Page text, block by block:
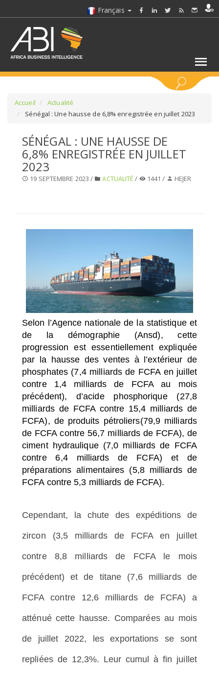
Français
SÉLECTIONNEZ UN/DES SECTEURS
SÉLECTIONNEZ UN DOSSIER
SELECTIONNEZ UNE SECTION
Accueil
Actualité
Sénégal : Une hausse de 6,8% enregistrée en juillet 2023
SÉNÉGAL : UNE HAUSSE DE
6,8% ENREGISTRÉE EN JUILLET
2023
19 SEPTEMBRE 2023 / ACTUALITÉ / 1441 / HEJER
Selon l’Agence nationale de la statistique et
de la démographie (Ansd), cette
progression est essentiellement expliquée
par la hausse des ventes à l’extérieur de
phosphates (7,4 milliards de FCFA en juillet
contre 1,4 milliards de FCFA au mois
précédent), d’acide phosphorique (27,8
milliards de FCFA contre 15,4 milliards de
FCFA), de produits pétroliers(79,9 milliards
de FCFA contre 56,7 milliards de FCFA), de
ciment hydraulique (7,0 milliards de FCFA
contre 6,4 milliards de FCFA) et de
préparations alimentaires (5,8 milliards de
FCFA contre 5,3 milliards de FCFA).
Cependant, la chute des expéditions de
zircon (3,5 milliards de FCFA en juillet
contre 8,8 milliards de FCFA le mois
précédent) et de titane (7,6 milliards de
FCFA contre 12,6 milliards de FCFA) a
atténué cette hausse. Comparées au mois
de juillet 2022, les exportations se sont
repliées de 12,3%. Leur cumul à fin juillet